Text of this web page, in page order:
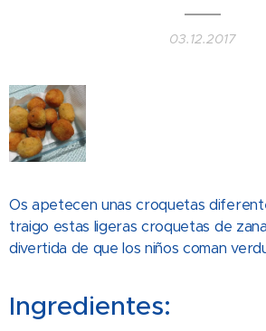
03.12.2017
Os apetecen unas croquetas
traigo estas ligeras croquetas de
divertida de que los niños coman
Ingredientes: